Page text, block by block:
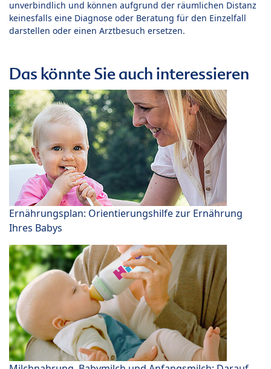
unverbindlich und können aufgrund der räumlichen Distanz
keinesfalls eine Diagnose oder Beratung für den Einzelfall
darstellen oder einen Arztbesuch ersetzen.
Das könnte Sie auch interessieren
Ernährungsplan: Orientierungshilfe zur Ernährung
Ihres Babys